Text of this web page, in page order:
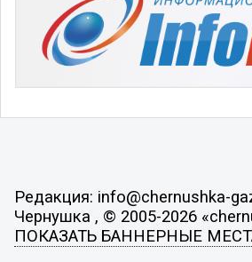
Редакция: info@chernushka-
Чернушка , © 2005-2026
ПОКАЗАТЬ БАННЕРНЫЕ